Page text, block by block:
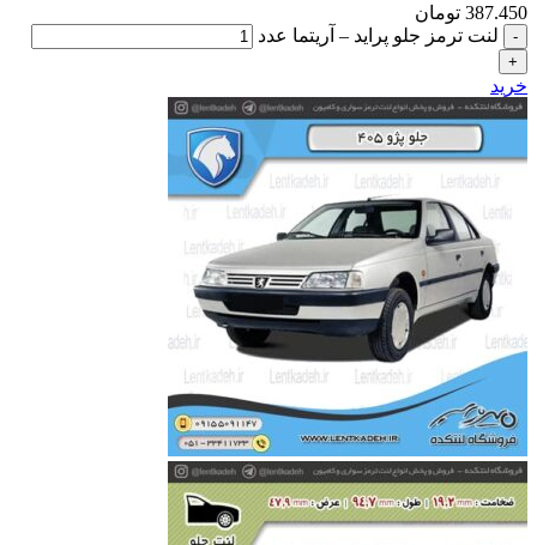
387.450 تومان
لنت ترمز جلو پراید – آریتما عدد
خرید